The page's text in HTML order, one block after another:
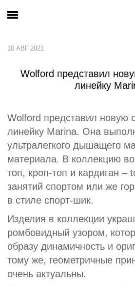
10 АВГ 2021
Wolford представил
линейку
Wolford представил новую
линейку Marina. Она
ультралегкого дышащего
материала. В коллекцию
топ, кроп-топ и кардиган –
занятий спортом или же
в стиле спорт-шик.
Изделия в коллекции
ромбовидный узором,
образу динамичность и
тому же, геометричные
очень актуальны.